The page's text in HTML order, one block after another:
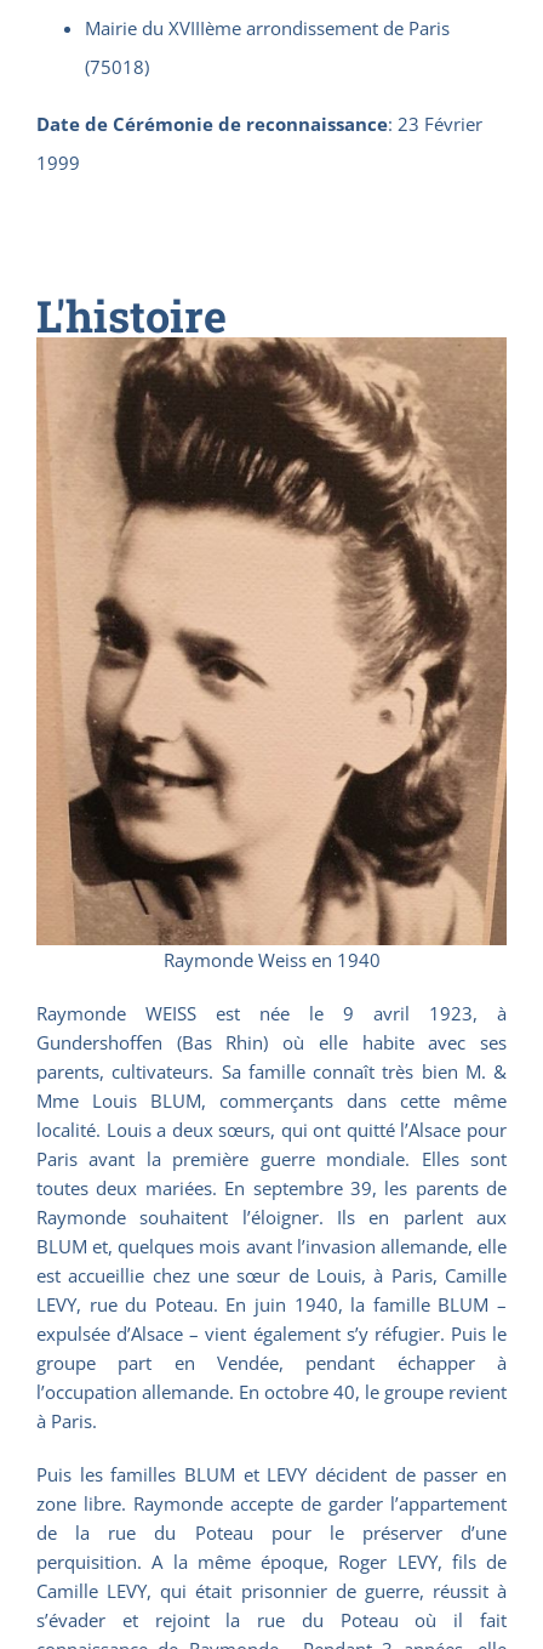
Mairie du XVIIIème arrondissement de Paris
(75018)
Date de Cérémonie de reconnaissance: 23 Février
1999
L'histoire
Raymonde Weiss en 1940
Raymonde WEISS est née le 9 avril 1923, à
Gundershoffen (Bas Rhin) où elle habite avec ses
parents, cultivateurs. Sa famille connaît très bien M. &
Mme Louis BLUM, commerçants dans cette même
localité. Louis a deux sœurs, qui ont quitté l’Alsace pour
Paris avant la première guerre mondiale. Elles sont
toutes deux mariées. En septembre 39, les parents de
Raymonde souhaitent l’éloigner. Ils en parlent aux
BLUM et, quelques mois avant l’invasion allemande, elle
est accueillie chez une sœur de Louis, à Paris, Camille
LEVY, rue du Poteau. En juin 1940, la famille BLUM –
expulsée d’Alsace – vient également s’y réfugier. Puis le
groupe part en Vendée, pendant échapper à
l’occupation allemande. En octobre 40, le groupe revient
à Paris.
Puis les familles BLUM et LEVY décident de passer en
zone libre. Raymonde accepte de garder l’appartement
de la rue du Poteau pour le préserver d’une
perquisition. A la même époque, Roger LEVY, fils de
Camille LEVY, qui était prisonnier de guerre, réussit à
s’évader et rejoint la rue du Poteau où il fait